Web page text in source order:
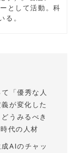
として活動。科
る。
「優秀な人
が変化した
うみるべき
代の人材
AIのチャッ